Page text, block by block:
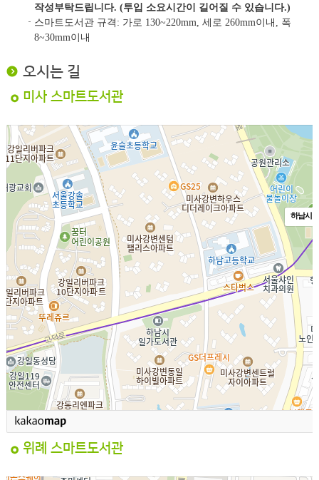
작성부탁드립니다. (투입 소요시간이 길어질 수 있습니다.)
스마트도서관 규격: 가로 130~220mm, 세로 260mm이내, 폭
8~30mm이내
오시는 길
미사 스마트도서관
하남시
위례 스마트도서관